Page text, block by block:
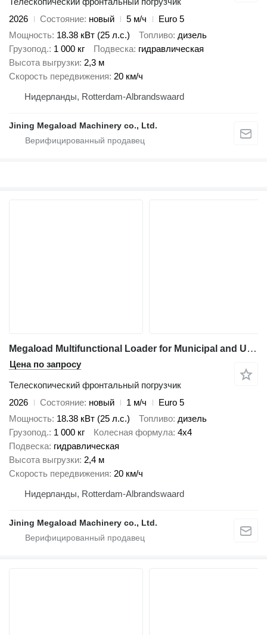
2026
Состояние новый 5 м/ч
Euro 5
Мощность 18.38 кВт (25 л.с.) Топливо дизель
Грузопод. 1 000 кг Подвеска гидравлическая
Высота выгрузки 2,3 м
Скорость передвижения 20 км/ч
Нидерланды, Rotterdam-Albrandswaard
Jining Megaload Machinery co., Ltd.
Megaload Multifunctional Loader for Municipal and Urban Maintenance
Цена по запросу
Телескопический фронтальный погрузчик
2026
Состояние новый 1 м/ч
Euro 5
Мощность 18.38 кВт (25 л.с.) Топливо дизель
Грузопод. 1 000 кг Колесная формула 4x4
Подвеска гидравлическая
Высота выгрузки 2,4 м
Скорость передвижения 20 км/ч
Нидерланды, Rotterdam-Albrandswaard
Jining Megaload Machinery co., Ltd.